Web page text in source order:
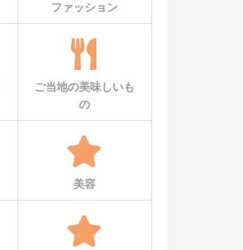
ファッション
ご当地の美味しいも
の
美容